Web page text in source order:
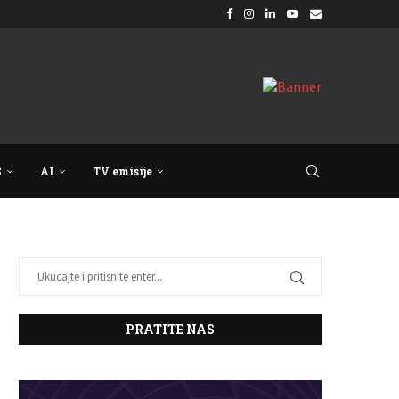
AI TV emisije
PRATITE NAS